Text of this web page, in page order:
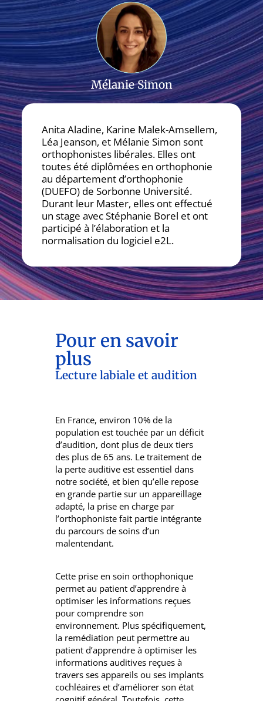
Mélanie Simon
Anita Aladine, Karine Malek-Amsellem,
Léa Jeanson, et Mélanie Simon sont
orthophonistes libérales. Elles ont
toutes été diplômées en orthophonie
au département d’orthophonie
(DUEFO) de Sorbonne Université.
Durant leur Master, elles ont effectué
un stage avec Stéphanie Borel et ont
participé à l’élaboration et la
normalisation du logiciel e2L.
Pour en savoir
plus
Lecture labiale et audition​
En France, environ 10% de la
population est touchée par un déficit
d’audition, dont plus de deux tiers
des plus de 65 ans. Le traitement de
la perte auditive est essentiel dans
notre société, et bien qu’elle repose
en grande partie sur un appareillage
adapté, la prise en charge par
l’orthophoniste fait partie intégrante
du parcours de soins d’un
malentendant.
Cette prise en soin orthophonique
permet au patient d’apprendre à
optimiser les informations reçues
pour comprendre son
environnement. Plus spécifiquement,
la remédiation peut permettre au
patient d’apprendre à optimiser les
informations auditives reçues à
travers ses appareils ou ses implants
cochléaires et d’améliorer son état